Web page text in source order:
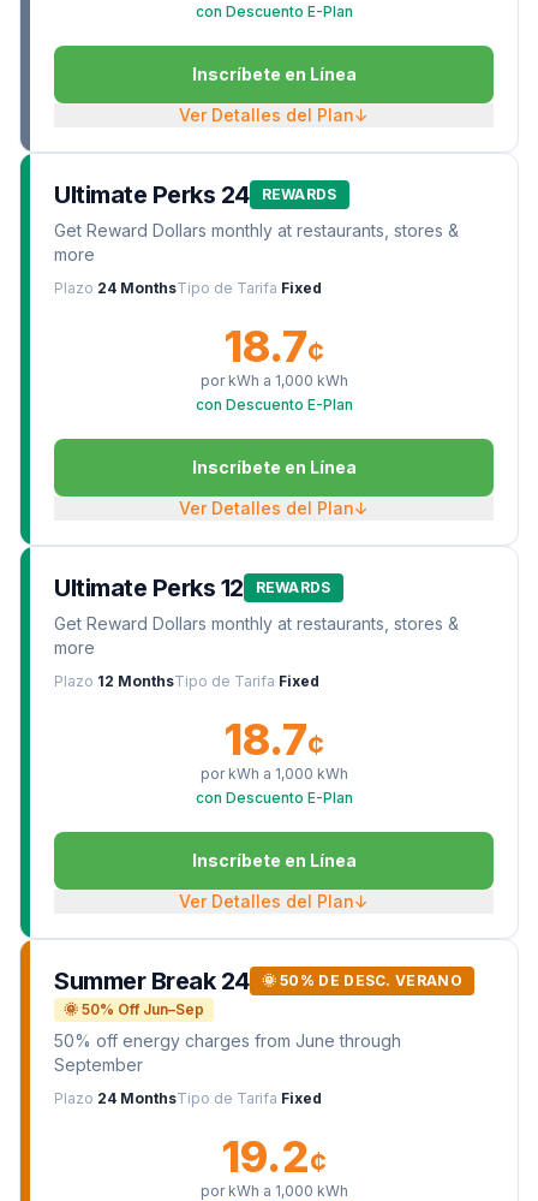
con Descuento E-Plan
Inscríbete en Línea
Ver Detalles del Plan↓
Ultimate Perks 24 REWARDS
Get Reward Dollars monthly at restaurants, stores &
more
Plazo 24 MonthsTipo de Tarifa Fixed
18.7¢
por kWh a 1,000 kWh
con Descuento E-Plan
Inscríbete en Línea
Ver Detalles del Plan↓
Ultimate Perks 12 REWARDS
Get Reward Dollars monthly at restaurants, stores &
more
Plazo 12 MonthsTipo de Tarifa Fixed
18.7¢
por kWh a 1,000 kWh
con Descuento E-Plan
Inscríbete en Línea
Ver Detalles del Plan↓
Summer Break 24
🌞 50% DE DESC. VERANO
🌞 50% Off Jun–Sep
50% off energy charges from June through
September
Plazo 24 MonthsTipo de Tarifa Fixed
19.2¢
por kWh a 1,000 kWh